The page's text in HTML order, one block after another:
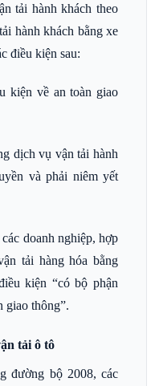
tải hành khách theo
hành khách bằng xe
điều kiện sau:
kiện về an toàn giao
dịch vụ vận tải hành
và phải niêm yết
doanh nghiệp, hợp
tải hàng hóa bằng
kiện “có bộ phận
giao thông”.
tải ô tô
đường bộ 2008, các